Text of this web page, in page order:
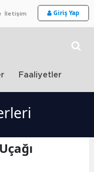
İletişim Giriş Yap
Faaliyetler